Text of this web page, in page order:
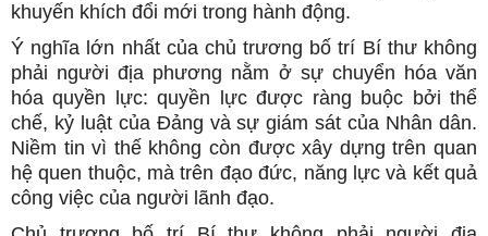
khuyến khích đổi mới trong hành động.
Ý nghĩa lớn nhất của chủ trương bố trí Bí thư không
phải người địa phương nằm ở sự chuyển hóa văn
hóa quyền lực: quyền lực được ràng buộc bởi thể
chế, kỷ luật của Đảng và sự giám sát của Nhân dân.
Niềm tin vì thế không còn được xây dựng trên quan
hệ quen thuộc, mà trên đạo đức, năng lực và kết quả
công việc của người lãnh đạo.